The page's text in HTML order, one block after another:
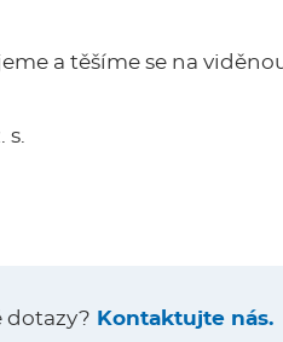
a těšíme se na
s.
dotazy? Kontaktujte nás.